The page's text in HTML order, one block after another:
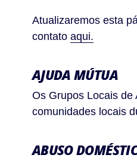
Atualizaremos esta
contato aqui.
AJUDA MÚTUA
Os Grupos Locais
comunidades locais
ABUSO